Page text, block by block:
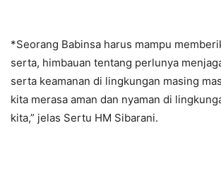
*Seorang Babinsa harus mampu
serta, himbauan tentang perlunya
serta keamanan di lingkungan masing
kita merasa aman dan nyaman di
kita,” jelas Sertu HM Sibarani.